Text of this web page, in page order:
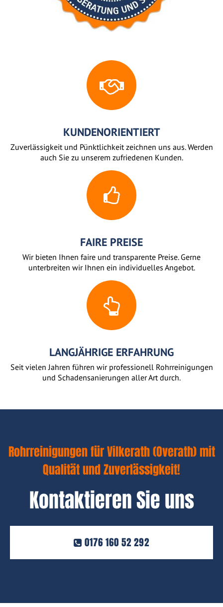
KUNDENORIENTIERT
Zuverlässigkeit und Pünktlichkeit zeichnen uns aus. Werden
auch Sie zu unserem zufriedenen Kunden.
FAIRE PREISE
Wir bieten Ihnen faire und transparente Preise. Gerne
unterbreiten wir Ihnen ein individuelles Angebot.
LANGJÄHRIGE ERFAHRUNG
Seit vielen Jahren führen wir professionell Rohrreinigungen
und Schadensanierungen aller Art durch.
Rohrreinigungen für Vilkerath (Overath) mit
Qualität und Zuverlässigkeit!
Kontaktieren Sie uns
0176 160 52 292